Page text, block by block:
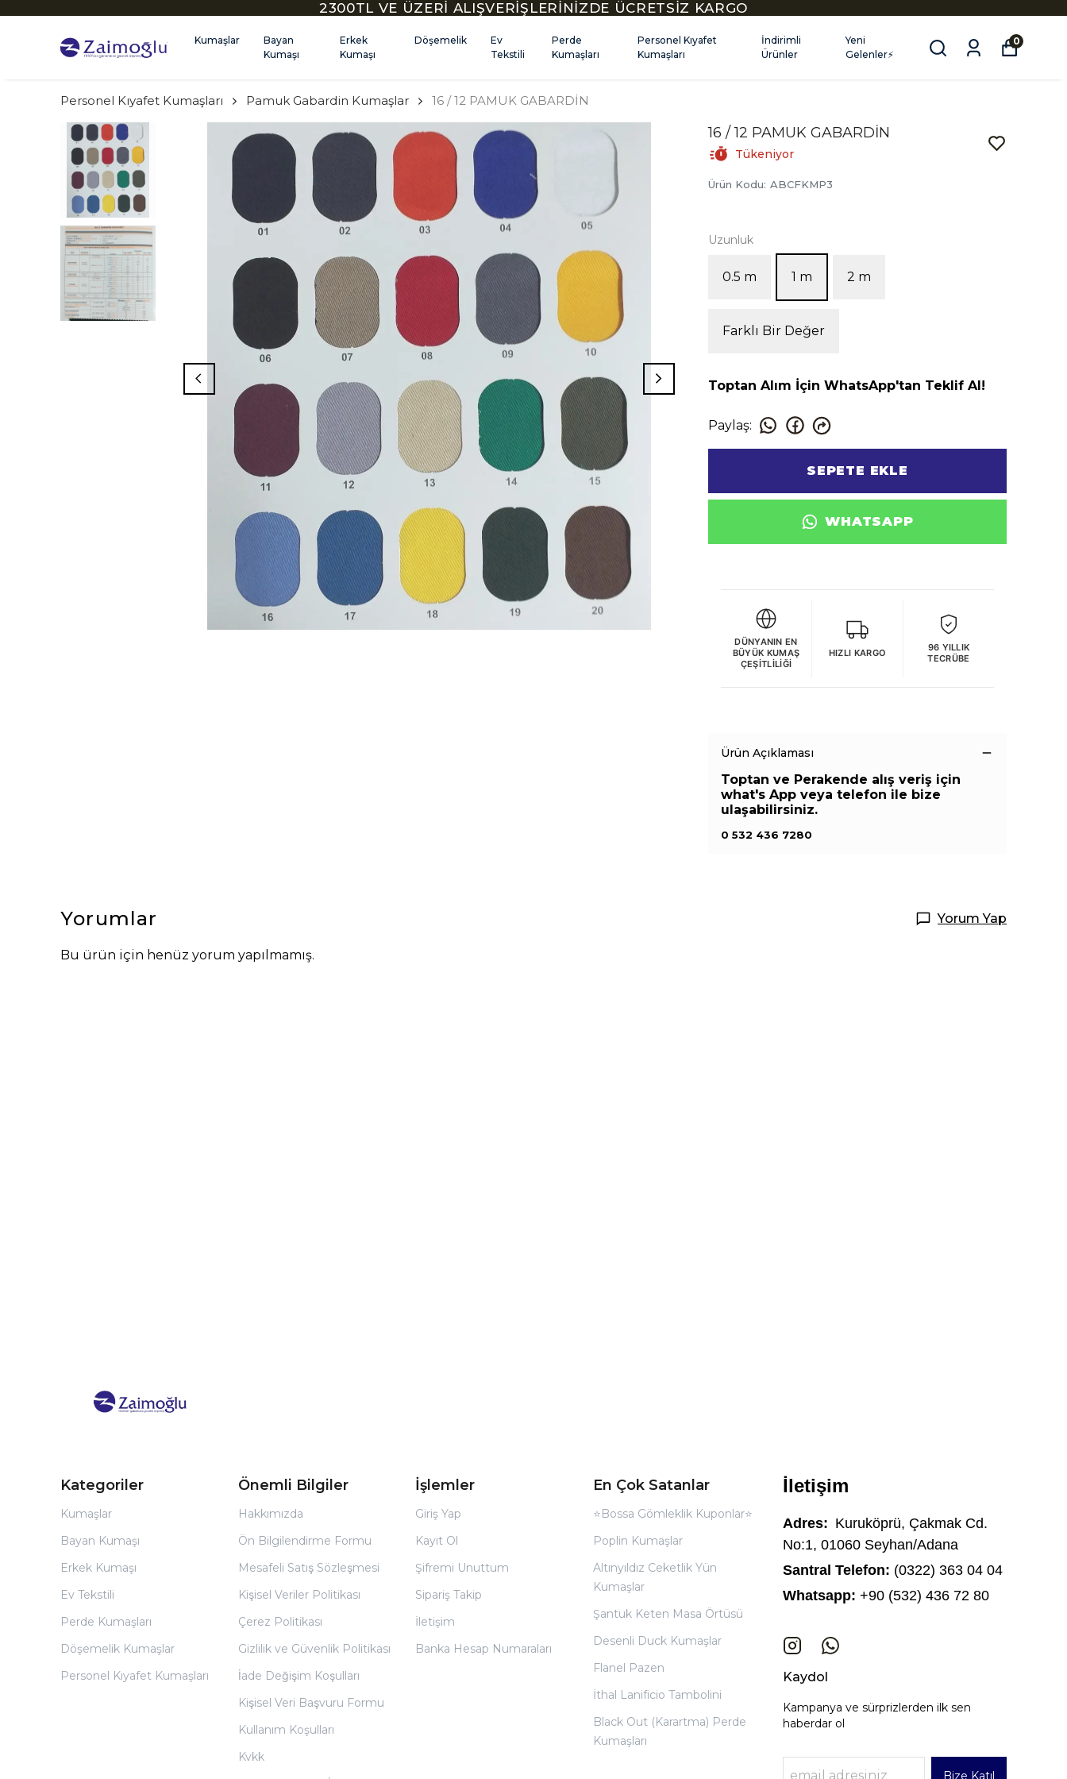
2300TL VE ÜZERİ ALIŞVERİŞLERİNİZDE ÜCRETSİZ KARGO
Kumaşlar
Bayan
Kumaşı
Erkek
Kumaşı
Döşemelik
Ev
Tekstili
Perde
Kumaşları
Personel Kıyafet
Kumaşları
İndirimli
Ürünler
Yeni
Gelenler⚡
0
Personel Kıyafet Kumaşları Pamuk Gabardin Kumaşlar 16 / 12 PAMUK GABARDİN
16 / 12 PAMUK GABARDİN
Tükeniyor
Ürün Kodu: ABCFKMP3
Uzunluk
0.5 m 1 m 2 m
Farklı Bir Değer
Toptan Alım İçin WhatsApp'tan Teklif Al!
Paylaş:
SEPETE EKLE
WHATSAPP
DÜNYANIN EN
BÜYÜK KUMAŞ
ÇEŞITLILIĞI
HIZLI KARGO
96 YILLIK
TECRÜBE
Ürün Açıklaması
Toptan ve Perakende alış veriş için
what's App veya telefon ile bize
ulaşabilirsiniz.
0 532 436 7280
Yorumlar Yorum Yap
Bu ürün için henüz yorum yapılmamış.
Kategoriler
Kumaşlar
Bayan Kumaşı
Erkek Kumaşı
Ev Tekstili
Perde Kumaşları
Döşemelik Kumaşlar
Personel Kıyafet Kumaşları
Önemli Bilgiler
Hakkımızda
Ön Bilgilendirme Formu
Mesafeli Satış Sözleşmesi
Kişisel Veriler Politikası
Çerez Politikası
Gizlilik ve Güvenlik Politikası
İade Değişim Koşulları
Kişisel Veri Başvuru Formu
Kullanım Koşulları
Kvkk
İşlemler
Giriş Yap
Kayıt Ol
Şifremi Unuttum
Sipariş Takip
İletişim
Banka Hesap Numaraları
En Çok Satanlar
⭐Bossa Gömleklik Kuponlar⭐
Poplin Kumaşlar
Altınyıldız Ceketlik Yün
Kumaşlar
Şantuk Keten Masa Örtüsü
Desenli Duck Kumaşlar
Flanel Pazen
İthal Lanificio Tambolini
Black Out (Karartma) Perde
Kumaşları
İletişim
Adres: Kuruköprü, Çakmak Cd.
No:1, 01060 Seyhan/Adana
Santral Telefon: (0322) 363 04 04
Whatsapp: +90 (532) 436 72 80
Kaydol
Kampanya ve sürprizlerden ilk sen
haberdar ol
Bize Katıl